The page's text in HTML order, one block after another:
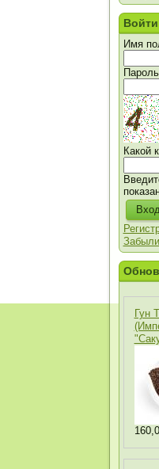
Имя
Какой
Гун